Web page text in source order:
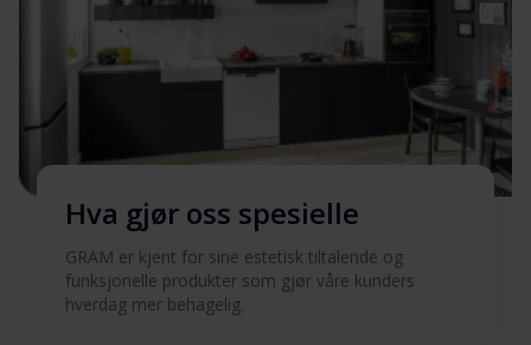
Hva gjør oss spesielle
GRAM er kjent for sine estetisk tiltalende og
funksjonelle produkter som gjør våre kunders
hverdag mer behagelig.